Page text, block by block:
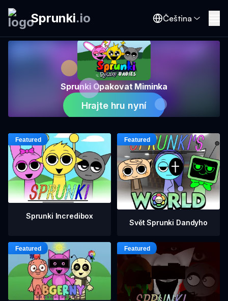
Sprunki.io Čeština
Sprunki Opakovat Miminka
Hrajte hru nyní
Sprunki Incredibox
Svět Sprunki Dandyho